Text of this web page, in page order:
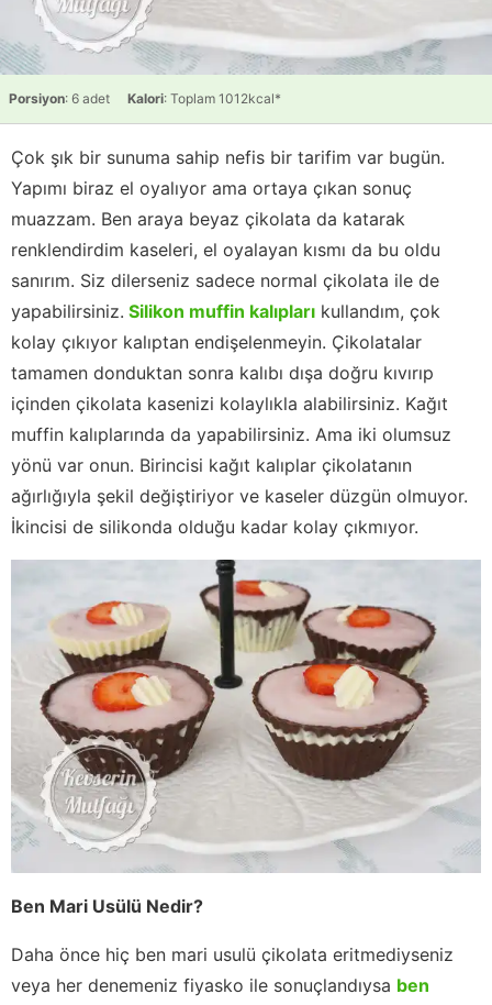
Porsiyon: 6 adet Kalori: Toplam 1012kcal*
Çok şık bir sunuma sahip nefis bir tarifim var bugün.
Yapımı biraz el oyalıyor ama ortaya çıkan sonuç
muazzam. Ben araya beyaz çikolata da katarak
renklendirdim kaseleri, el oyalayan kısmı da bu oldu
sanırım. Siz dilerseniz sadece normal çikolata ile de
yapabilirsiniz. Silikon muffin kalıpları kullandım, çok
kolay çıkıyor kalıptan endişelenmeyin. Çikolatalar
tamamen donduktan sonra kalıbı dışa doğru kıvırıp
içinden çikolata kasenizi kolaylıkla alabilirsiniz. Kağıt
muffin kalıplarında da yapabilirsiniz. Ama iki olumsuz
yönü var onun. Birincisi kağıt kalıplar çikolatanın
ağırlığıyla şekil değiştiriyor ve kaseler düzgün olmuyor.
İkincisi de silikonda olduğu kadar kolay çıkmıyor.
Ben Mari Usülü Nedir?
Daha önce hiç ben mari usulü çikolata eritmediyseniz
veya her denemeniz fiyasko ile sonuçlandıysa ben